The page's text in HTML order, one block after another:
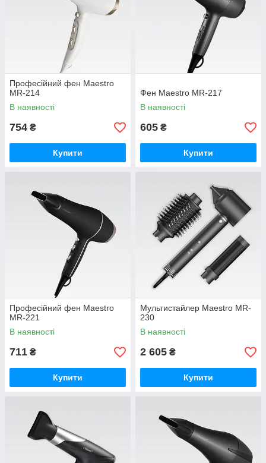
Професійний фен Maestro
MR-214
В наявності
754 ₴
Купити
Фен Maestro MR-217
В наявності
605 ₴
Купити
Професійний фен Maestro
MR-221
В наявності
711 ₴
Купити
Мультистайлер Maestro MR-
230
В наявності
2 605 ₴
Купити